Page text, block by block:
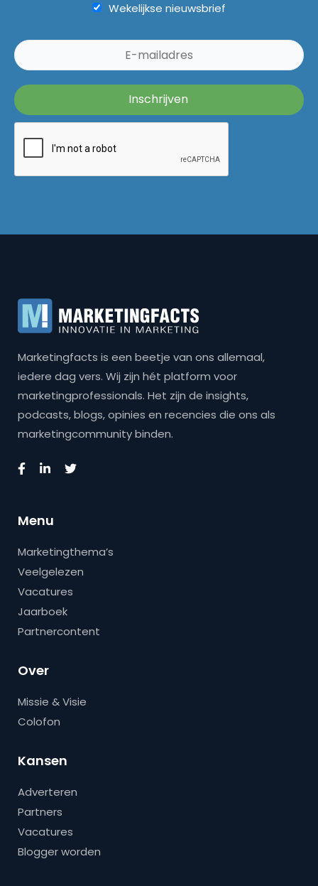
Wekelijkse nieuwsbrief
Marketingfacts is een beetje van ons allemaal,
iedere dag vers. Wij zijn hét platform voor
marketingprofessionals. Het zijn de insights,
podcasts, blogs, opinies en recencies die ons als
marketingcommunity binden.
Menu
Marketingthema’s
Veelgelezen
Vacatures
Jaarboek
Partnercontent
Over
Missie & Visie
Colofon
Kansen
Adverteren
Partners
Vacatures
Blogger worden